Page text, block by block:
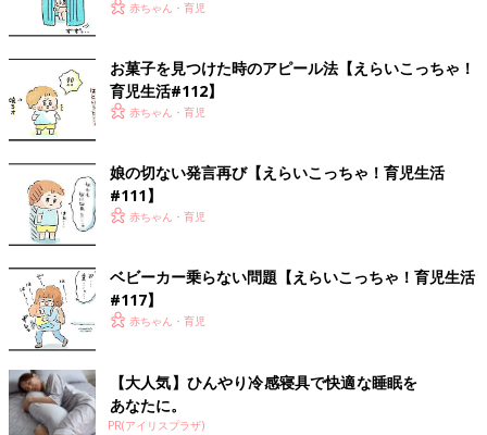
赤ちゃん・育児
お菓子を見つけた時のアピール法【えらいこっちゃ！
育児生活#112】
赤ちゃん・育児
娘の切ない発言再び【えらいこっちゃ！育児生活
#111】
赤ちゃん・育児
ベビーカー乗らない問題【えらいこっちゃ！育児生活
#117】
赤ちゃん・育児
【大人気】ひんやり冷感寝具で快適な睡眠を
あなたに。
PR(アイリスプラザ)